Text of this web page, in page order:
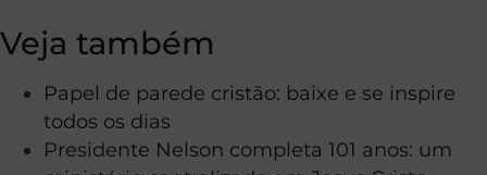
Veja também
Papel de parede cristão: baixe e se inspire
todos os dias
Presidente Nelson completa 101 anos: um